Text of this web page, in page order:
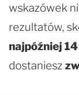
wskazówek
rezultatów,
najpóźniej
dostaniesz